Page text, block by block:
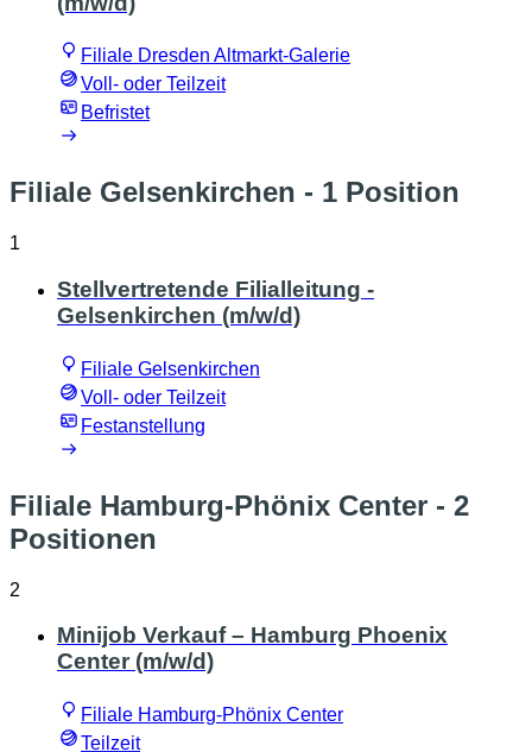
Filiale Dresden Altmarkt-Galerie
Voll- oder Teilzeit
Befristet
Filiale Gelsenkirchen - 1 Position
1
Stellvertretende Filialleitung -
Gelsenkirchen (m/w/d)
Filiale Gelsenkirchen
Voll- oder Teilzeit
Festanstellung
Filiale Hamburg-Phönix Center - 2
Positionen
2
Minijob Verkauf – Hamburg Phoenix
Center (m/w/d)
Filiale Hamburg-Phönix Center
Teilzeit